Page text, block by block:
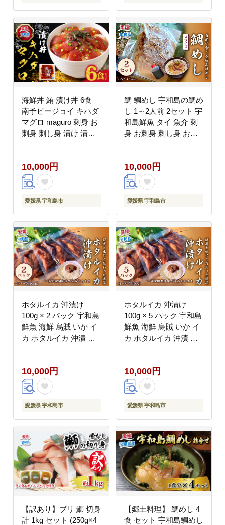
海鮮丼 鮪 漬け丼 6食
南予ビージョイ キハダ
マグロ maguro 刺身 お
刺身 刺し身 漬け 漬丼
冷凍 小分け パック お
手軽 便利 産地直送 国
産 愛媛 宇和島 D010-
150026
10,000円
愛媛県 宇和島市
鯛 鯛めし 宇和島の鯛め
し 1～2人前 2セット 宇
和島鮮魚 タイ 魚介 刺
身 お刺身 刺し身 お刺
丼 漬け 漬丼 丼 丼ぶり
人気返礼品 アレンジ 国
産 愛媛 宇和島 D010-
200001
10,000円
愛媛県 宇和島市
ホタルイカ 沖漬け
100g × 2 パック 宇和島
鮮魚 海鮮 烏賊 いか イ
カ ホタルイカ 沖漬 海
手軽 便利 おつまみ 肴
つまみ ご飯 の お供 愛
媛 宇和島 D010-200019
10,000円
愛媛県 宇和島市
ホタルイカ 沖漬け
100g × 5 パック 宇和島
鮮魚 海鮮 烏賊 いか イ
カ ホタルイカ 沖漬 海
手軽 便利 おつまみ 肴
つまみ ご飯 の お供 愛
媛 宇和島 D010-200020
10,000円
愛媛県 宇和島市
【訳あり】ブリ 鰤 切身
計 1kg セット (250g×4
【郷土料理】 鯛めし 4
食 セット 宇和島鯛めし